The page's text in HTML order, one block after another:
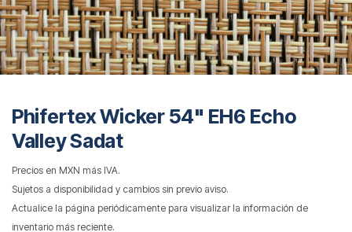
Phifertex Wicker 54" EH6 Echo
Valley Sadat
Precios en MXN más IVA.
Sujetos a disponibilidad y cambios sin previo aviso.
Actualice la página periódicamente para visualizar la información de
inventario más reciente.